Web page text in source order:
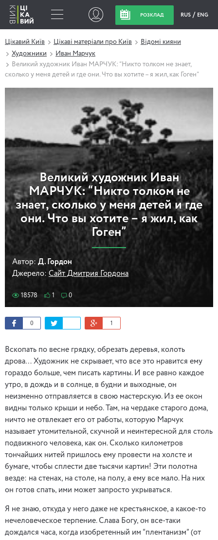
РОЗКЛАД RUS ENG
Цікавий Київ Цікаві матеріали про Київ
Відомі кияни
Художники
Иван Марчук
Великий художник Иван МАРЧУК: “Никто толком не знает,
сколько у меня детей и где они. Что вы хотите – я жил, как Гоген”
Великий художник Иван
МАРЧУК: “Никто толком не
знает, сколько у меня детей и где
они. Что вы хотите – я жил, как
Гоген”
Автор: Д. Гордон
Джерело: Сайт Дмитрия Гордона
18578 1 0
0 1
Вскопать по весне грядку, обрезать деревья, колоть
дрова… Художник не скрывает, что все это нравится ему
гораздо больше, чем писать картины. И все равно каждое
утро, в дождь и в солнце, в будни и выходные, он
неизменно отправляется в свою мастерскую. Из ее окон
видны только крыши и небо. Там, на чердаке старого дома,
ничто не отвлекает его от работы, которую Марчук
называет утомительной, скучной и неинтересной для столь
подвижного человека, как он. Сколько километров
тончайших нитей пришлось ему провести на холсте и
бумаге, чтобы сплести две тысячи картин! Эти полотна
везде: на стенах, на столе, на полу, а ему все мало. На них
он готов спать, ими может запросто укрываться.
Я не знаю, откуда у него даже не крестьянское, а какое-то
нечеловеческое терпение. Слава Богу, он все-таки
дождался часа, когда изобретенный им “плентанизм” (от